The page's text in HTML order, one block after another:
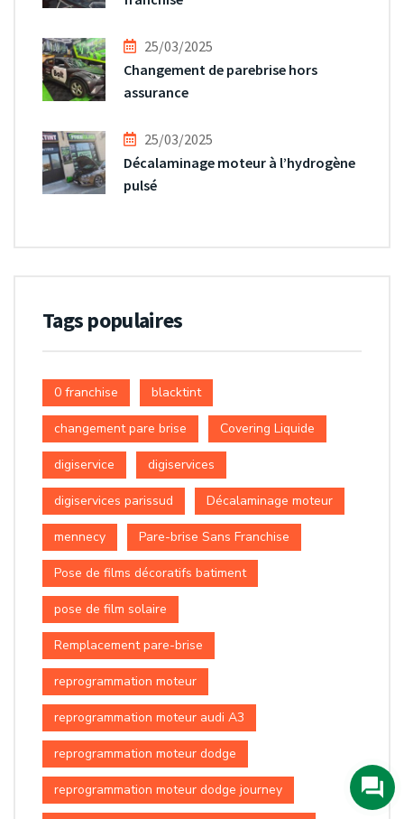
25/03/2025
Changement de parebrise hors
assurance
25/03/2025
Décalaminage moteur à l’hydrogène
pulsé
Tags populaires
0 franchise blacktint
changement pare brise Covering Liquide
digiservice digiservices
digiservices parissud Décalaminage moteur
mennecy Pare-brise Sans Franchise
Pose de films décoratifs batiment
pose de film solaire
Remplacement pare-brise
reprogrammation moteur
reprogrammation moteur audi A3
reprogrammation moteur dodge
reprogrammation moteur dodge journey